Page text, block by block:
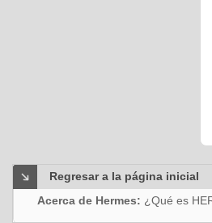
Regresar a la página inicial
Acerca de Hermes: ¿Qué es